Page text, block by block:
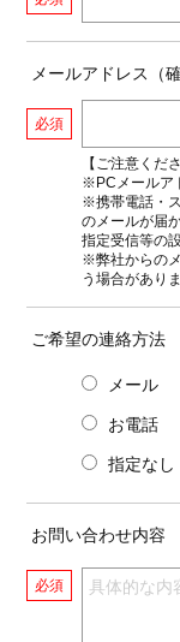
メールアドレス（確
必須
【ご注意くだ
※PCメールア
※携帯電話・
のメールが届
指定受信等の
※弊社からの
う場合があり
ご希望の連絡方法
メール
お電話
指定なし
お問い合わせ内容
必須